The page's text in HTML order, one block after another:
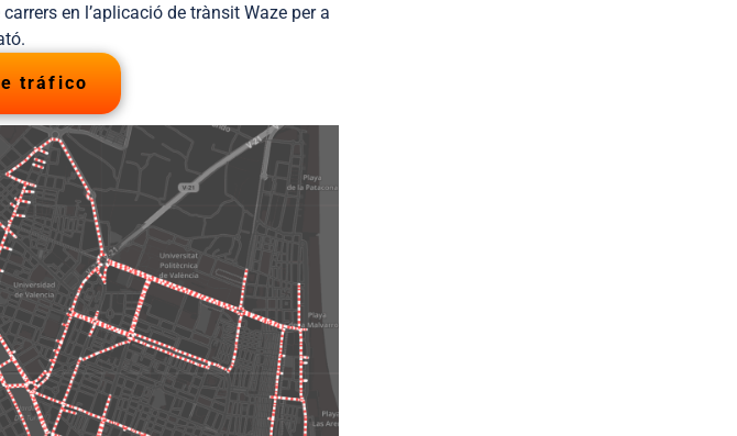
en l’aplicació de trànsit Waze per a
tráfico